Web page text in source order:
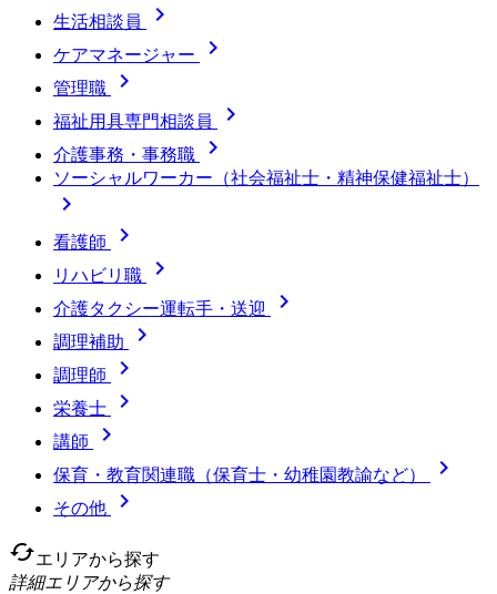
生活相談員 
ケアマネージャー 
管理職 
福祉用具専門相談員 
介護事務・事務職 
ソーシャルワーカー（社会福祉士・精神保健福祉士）

看護師 
リハビリ職 
介護タクシー運転手・送迎 
調理補助 
調理師 
栄養士 
講師 
保育・教育関連職（保育士・幼稚園教諭など） 
その他

cachedエリアから探す
詳細エリアから探す